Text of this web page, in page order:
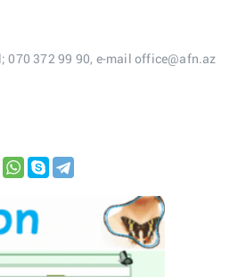
070 372 99 90, e-mail office@afn.az